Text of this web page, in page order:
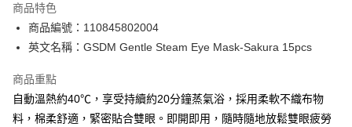
PayMe
WeChat Pay
BoC Pay
送貨方式
商品特色
商品編號：110845802004
英文名稱：GSDM Gentle Steam Eye Mask-Sakura 15pcs
商品重點
自動溫熱約40℃，享受持續約20分鐘蒸氣浴，採用柔軟不織布物
料，棉柔舒適，緊密貼合雙眼。即開即用，隨時隨地放鬆雙眼疲勞